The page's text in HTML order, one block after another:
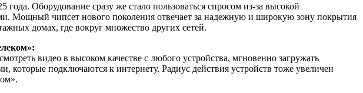
Оборудование сразу же стало пользоваться спросом из-за высокой
Мощный чипсет нового поколения отвечает за надежную и широкую зону покрытия
домах, где вокруг множество других сетей.
видео в высоком качестве с любого устройства, мгновенно загружать
подключаются к интернету. Радиус действия устройств тоже увеличен